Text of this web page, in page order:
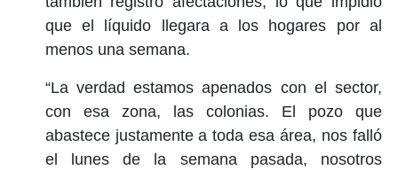
que el líquido llegara a los hogares por al
menos una semana.
“La verdad estamos apenados con el sector,
con esa zona, las colonias. El pozo que
abastece justamente a toda esa área, nos falló
el lunes de la semana pasada, nosotros